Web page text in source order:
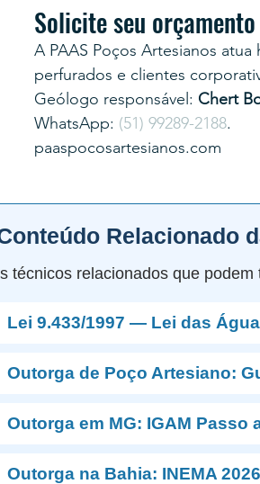
Solicite seu
A PAAS Poços Artesianos
perfurados e clientes
Geólogo responsável: Chert
WhatsApp: (51) 99289-2188.
paaspocosartesianos.com
Relacionado
técnicos relacionados que podem
Lei 9.433/1997 — Lei das
Outorga de Poço Artesiano:
Outorga em MG: IGAM Passo
Outorga na Bahia: INEMA 2026